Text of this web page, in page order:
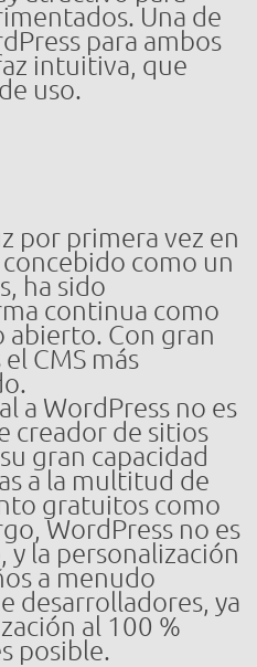
Una de
para ambos
intuitiva, que
uso.
por primera vez en
como un
ha sido
continua como
Con gran
CMS más
a WordPress no es
creador de sitios
gran capacidad
a la multitud de
gratuitos como
WordPress no es
y la personalización
a menudo
desarrolladores, ya
al 100 %
posible.